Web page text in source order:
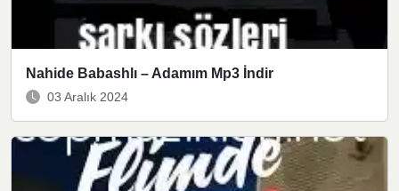
Nahide Babashlı – Adamım Mp3 İndir
03 Aralık 2024